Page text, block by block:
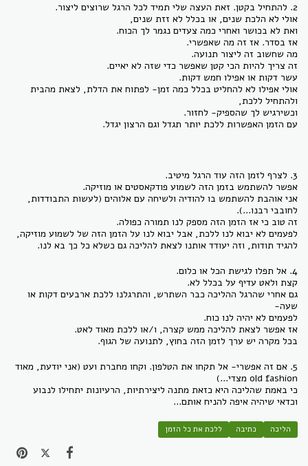
2. להתחיל בקטן. זאת העצה שלי תמיד לכל הרגל שרוצים ליצור.
אולי לא הלכת שנים, או בכלל לא זזת שנים,
ואת לא בכושר ואחרי כמה צעדים נגמר לך הכוח.
אז בסדר. אז זה מה שאפשרי.
מה שחשוב זה ליצור תנועה.
זה צריך להיות הכי קטן שאפשר כדי שזה לא יאיים.
עשר דקות או אפילו חמש דקות.
אולי אפילו לא להחליט בכלל כמה זמן- לפתוח את הדלת, לצאת מהבית
ולהתחיל ללכת,
וכשירגיש לך שהספיק- לחזור.
עם הזמן האפשרות ללכת יותר תגדל וגם הרצון יגדל.
3. לצרף לזמן הזה עוד הרגל מיטיב.
אפשר להשתמש בזמן הזה לשמוע פודקאסטים או מוזיקה.
אני אוהבת להשתמש בו להודיה ולשיחה עם אלוהים (לעשות התבודדות,
לחובבי רבנו...).
זה טוב כי אז הזמן הזה מספק לנו תמורה כפולה.
לפעמים לא יבוא לנו ללכת, אבל יבוא לנו על הזמן הזה של לשמוע מוזיקה,
להגיד תודות, וזה יעודד אותנו לצאת להליכה גם כשלא כל כך בא לנו.
4. אל תפלו לגישת הכל או כלום.
קצת ולאט עדיף על בכלל לא.
גם אחרי שהרגל ההליכה כבר השתרש, והתרגלנו ללכת ארבעים דקות או
שעה-
לפעמים לא יהיה לנו כוח.
אז אפשר לצאת להליכה ממש קצרה, ו/או ללכת מאוד לאט.
בכל מקרה יש ערך לזמן הזה בחוץ, לתנועה של הגוף.
5. אם זה אפשרי- אל תקחו את הטלפון. וקחו מחברת ועט (אני יודעת, מאוד
old fashion מצדי...)
כי באמת שהליכה היא כזאת מתנה ליצירתיות, הרעיונות יתחילו לנבוע
וכדאי שיהיה איפה להניח אותם...
הליכה כתיבה ללכת את כל הזמן